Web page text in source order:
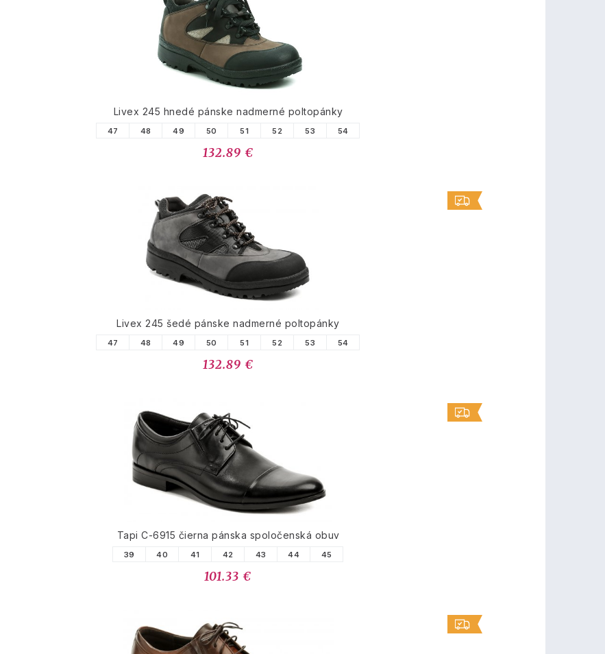
PODOBNÉ PRODUKTY
Livex 245 hnedé pánske nadmerné poltopánky
47 48 49 50 51 52 53 54
132.89 €
Livex 245 šedé pánske nadmerné poltopánky
47 48 49 50 51 52 53 54
132.89 €
Tapi C-6915 čierna pánska spoločenská obuv
39 40 41 42 43 44 45
101.33 €